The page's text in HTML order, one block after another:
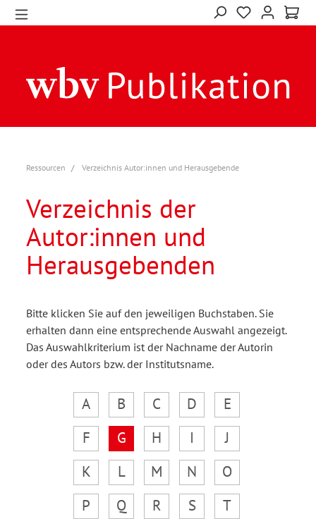
Ressourcen Verzeichnis Autor:innen und Herausgebende
Verzeichnis der
Autor:innen und
Herausgebenden
Bitte klicken Sie auf den jeweiligen Buchstaben. Sie
erhalten dann eine entsprechende Auswahl angezeigt.
Das Auswahlkriterium ist der Nachname der Autorin
oder des Autors bzw. der Institutsname.
A B C D
E
F
G H I
J
K
L M N
O
P
Q R S
T